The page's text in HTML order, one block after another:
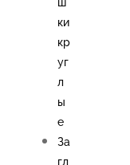
ш
ки
кр
уг
л
ы
е
За
гл